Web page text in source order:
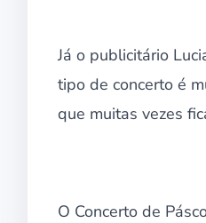
Já o publicitário
tipo de concerto é
que muitas vezes
O Concerto de